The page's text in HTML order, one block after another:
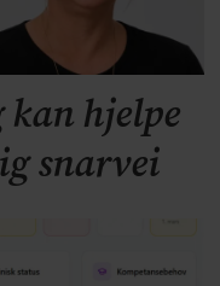
hjelpe
snarvei